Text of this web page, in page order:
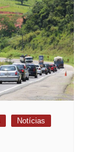
Notícias